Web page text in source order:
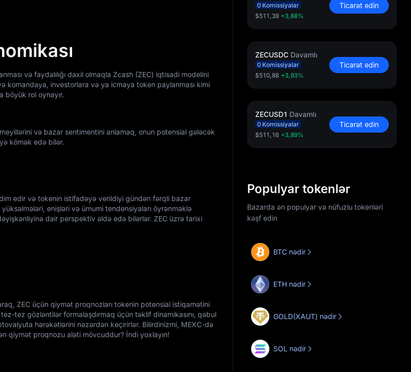
və faydalılığı daxil olmaqla Zcash (ZEC) iqtisadi modelini
komandaya, investorlara və ya icmaya token paylanması kimi
böyük rol oynayır.
və bazar sentimentini anlamaq, onun potensial gələcək
kömək edə bilər.
edir və tokenin istifadəyə verildiyi gündən fərqli bazar
enişləri və ümumi tendensiyaları öyrənməklə
dair perspektiv əldə edə bilərlər. ZEC üzrə tarixi
ZEC üçün qiymət proqnozları tokenin potensial istiqamətini
tez gözləntilər formalaşdırmaq üçün təklif dinamikasını, qəbul
hərəkətlərini nəzərdən keçirirlər. Bilirdinizmi, MEXC-də
qiymət proqnozu aləti mövcuddur? İndi yoxlayın!
0 Komissiyalar
$511,39 +3,88%
Ticarət edin
ZECUSDC Davamlı
0 Komissiyalar
$510,88 +3,93%
Ticarət edin
ZECUSD1 Davamlı
0 Komissiyalar
$511,16 +3,89%
Ticarət edin
Populyar tokenlər
Bazarda ən populyar və nüfuzlu tokenləri
kəşf edin
BTC nədir
ETH nədir
GOLD(XAUT) nədir
SOL nədir